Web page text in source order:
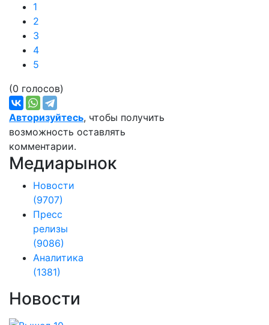
1
2
3
4
5
(0 голосов)
Авторизуйтесь, чтобы получить
возможность оставлять
комментарии.
Медиарынок
Новости
(9707)
Пресс
релизы
(9086)
Аналитика
(1381)
Новости